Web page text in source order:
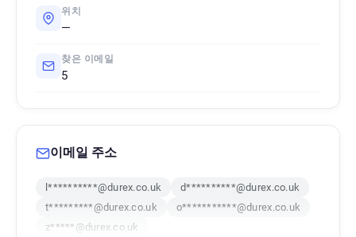
위치
—
찾은 이메일
5
이메일 주소
l**********@durex.co.uk
d**********@durex.co.uk
t*********@durex.co.uk
o***********@durex.co.uk
z*****@durex.co.uk